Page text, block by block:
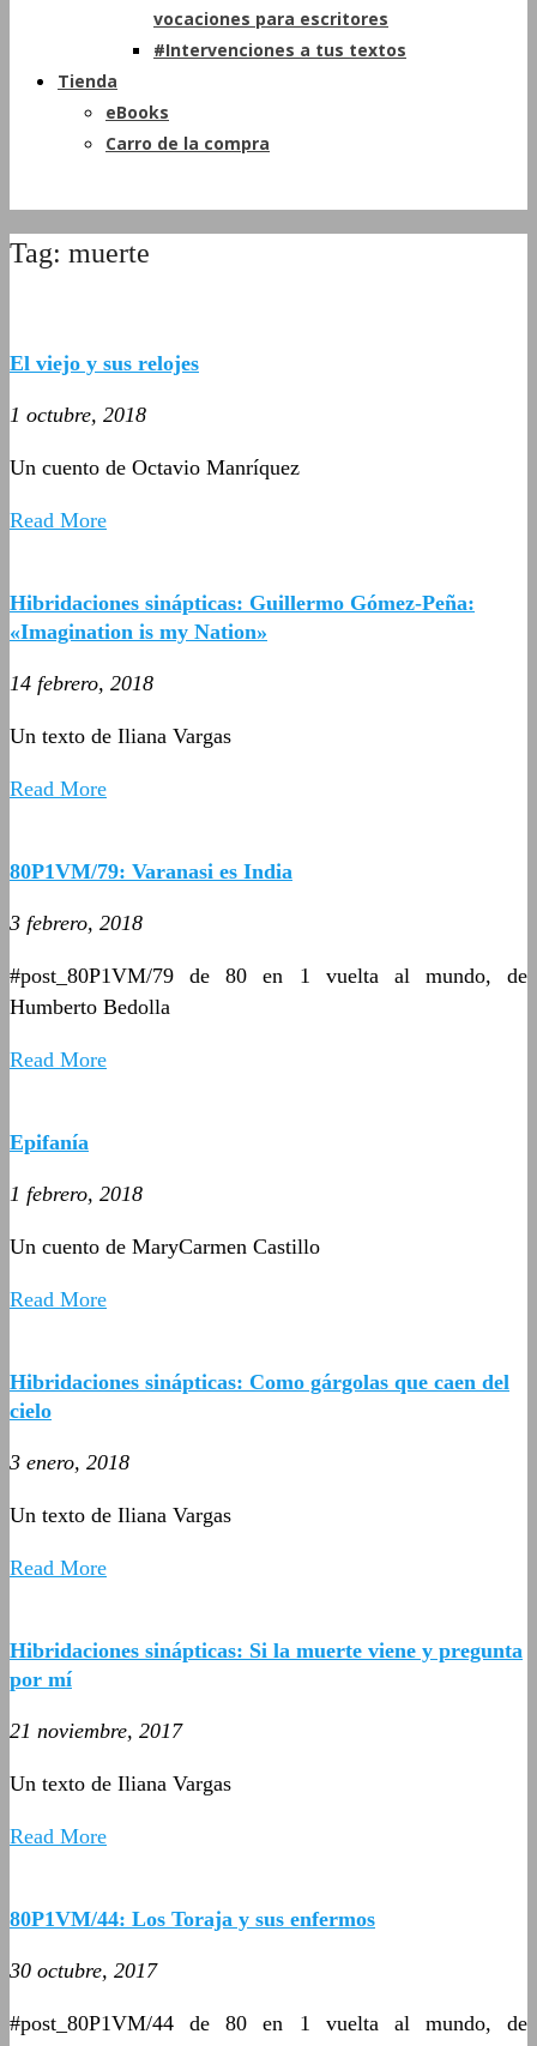
vocaciones para escritores
#Intervenciones a tus textos
Tienda
eBooks
Carro de la compra
Tag: muerte
El viejo y sus relojes
1 octubre, 2018
Un cuento de Octavio Manríquez
Read More
Hibridaciones sinápticas: Guillermo Gómez-Peña:
«Imagination is my Nation»
14 febrero, 2018
Un texto de Iliana Vargas
Read More
80P1VM/79: Varanasi es India
3 febrero, 2018
#post_80P1VM/79 de 80 en 1 vuelta al mundo, de
Humberto Bedolla
Read More
Epifanía
1 febrero, 2018
Un cuento de MaryCarmen Castillo
Read More
Hibridaciones sinápticas: Como gárgolas que caen del
cielo
3 enero, 2018
Un texto de Iliana Vargas
Read More
Hibridaciones sinápticas: Si la muerte viene y pregunta
por mí
21 noviembre, 2017
Un texto de Iliana Vargas
Read More
80P1VM/44: Los Toraja y sus enfermos
30 octubre, 2017
#post_80P1VM/44 de 80 en 1 vuelta al mundo, de